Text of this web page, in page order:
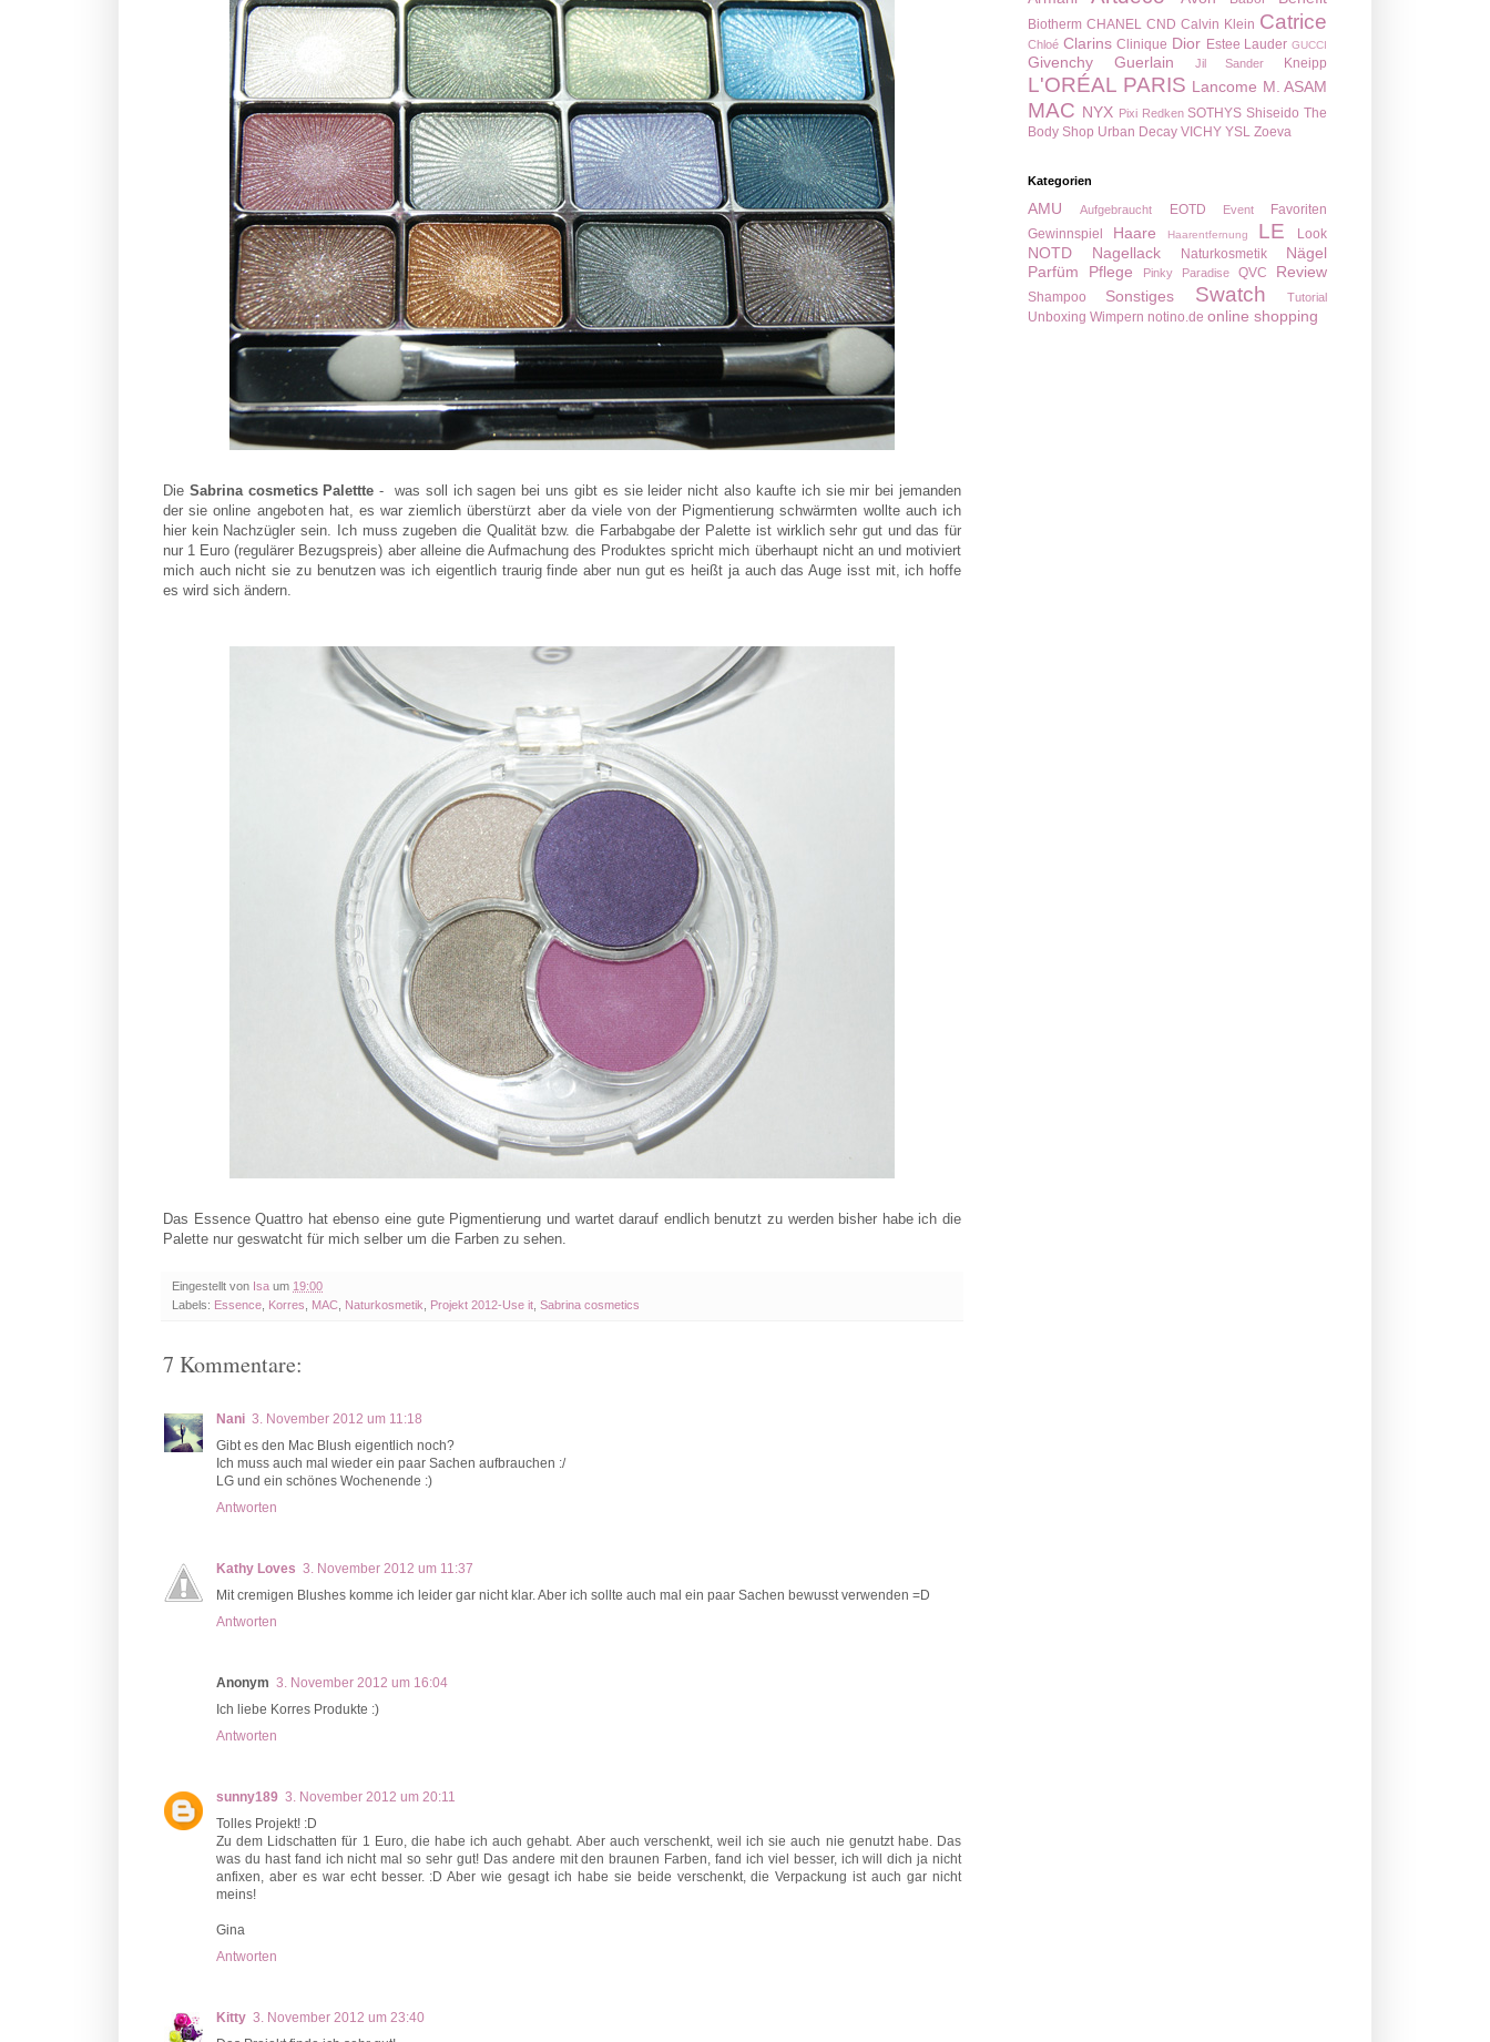
Die Sabrina cosmetics Palettte - was soll ich sagen bei uns gibt es sie leider nicht also kaufte ich sie mir bei jemanden
der sie online angeboten hat, es war ziemlich überstürzt aber da viele von der Pigmentierung schwärmten wollte auch ich
hier kein Nachzügler sein. Ich muss zugeben die Qualität bzw. die Farbabgabe der Palette ist wirklich sehr gut und das für
nur 1 Euro (regulärer Bezugspreis) aber alleine die Aufmachung des Produktes spricht mich überhaupt nicht an und motiviert
mich auch nicht sie zu benutzen was ich eigentlich traurig finde aber nun gut es heißt ja auch das Auge isst mit, ich hoffe
es wird sich ändern.
Das Essence Quattro hat ebenso eine gute Pigmentierung und wartet darauf endlich benutzt zu werden bisher habe ich die
Palette nur geswatcht für mich selber um die Farben zu sehen.
Eingestellt von Isa um 19:00
Labels: Essence Korres MAC Naturkosmetik Projekt 2012-Use it Sabrina cosmetics
7 Kommentare:
Nani 3. November 2012 um 11:18
Gibt es den Mac Blush eigentlich noch?
Ich muss auch mal wieder ein paar Sachen aufbrauchen :/
LG und ein schönes Wochenende :)
Antworten
Kathy Loves 3. November 2012 um 11:37
Mit cremigen Blushes komme ich leider gar nicht klar. Aber ich sollte auch mal ein paar Sachen bewusst verwenden =D
Antworten
Anonym 3. November 2012 um 16:04
Ich liebe Korres Produkte :)
Antworten
sunny189 3. November 2012 um 20:11
Tolles Projekt! :D
Zu dem Lidschatten für 1 Euro, die habe ich auch gehabt. Aber auch verschenkt, weil ich sie auch nie genutzt habe. Das
was du hast fand ich nicht mal so sehr gut! Das andere mit den braunen Farben, fand ich viel besser, ich will dich ja nicht
anfixen, aber es war echt besser. :D Aber wie gesagt ich habe sie beide verschenkt, die Verpackung ist auch gar nicht
meins!
Gina
Antworten
Kitty 3. November 2012 um 23:40
Biotherm CHANEL CND Calvin Klein Catrice
Chloé Clarins Clinique Dior Estee Lauder GUCCI
Givenchy Guerlain Jil Sander Kneipp
L'ORÉAL PARIS Lancome M. ASAM
MAC NYX Pixi Redken SOTHYS Shiseido The
Body Shop Urban Decay VICHY YSL Zoeva
Kategorien
AMU Aufgebraucht EOTD Event
Favoriten
Gewinnspiel
Haare Haarentfernung LE Look
NOTD Nagellack Naturkosmetik
Nägel
Parfüm
Pflege Pinky Paradise QVC Review
Shampoo Sonstiges Swatch Tutorial
Unboxing Wimpern notino.de online shopping